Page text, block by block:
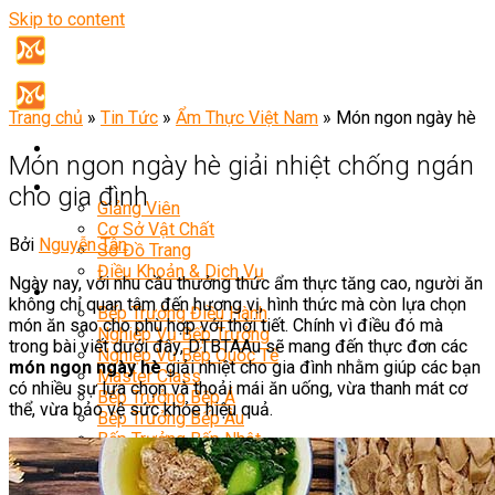
Skip to content
Giới Thiệu
Giảng Viên
Cơ Sở Vật Chất
Sơ Đồ Trang
Điều Khoản & Dịch Vụ
Khóa Học
Bếp Trưởng Điều Hành
Nghiệp Vụ Bếp Trưởng
Nghiệp Vụ Bếp Quốc Tế
Master Class
Bếp Trưởng Bếp Á
Bếp Trưởng Bếp Âu
Bếp Trưởng Bếp Nhật
Bếp Trưởng Bếp Việt
Bếp Trưởng Bếp Hoa
Trang chủ » Tin Tức » Ẩm Thực Việt Nam » Món ngon ngày hè
Món ngon ngày hè giải nhiệt chống ngán
cho gia đình
Bởi Nguyễn Tân
Ngày nay, với nhu cầu thưởng thức ẩm thực tăng cao, người ăn
không chỉ quan tâm đến hương vị, hình thức mà còn lựa chọn
món ăn sao cho phù hợp với thời tiết. Chính vì điều đó mà
trong bài viết dưới đây, DTBTAAu sẽ mang đến thực đơn các
món ngon ngày hègiải nhiệt cho gia đình nhằm giúp các bạn
có nhiều sự lựa chọn và thoải mái ăn uống, vừa thanh mát cơ
thể, vừa bảo vệ sức khỏe hiệu quả.